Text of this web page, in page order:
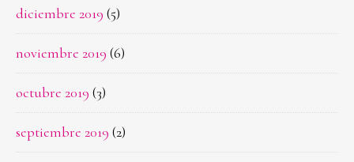
diciembre 2019 (5)
noviembre 2019 (6)
octubre 2019 (3)
septiembre 2019 (2)